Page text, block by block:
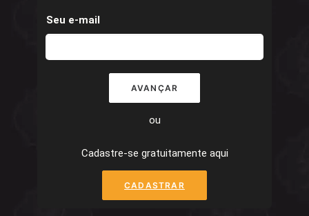
Seu e-mail
AVANÇAR
ou
Cadastre-se gratuitamente aqui
CADASTRAR